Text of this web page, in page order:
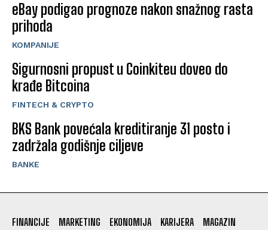
eBay podigao prognoze nakon snažnog rasta
prihoda
KOMPANIJE
Sigurnosni propust u Coinkiteu doveo do
krađe Bitcoina
FINTECH & CRYPTO
BKS Bank povećala kreditiranje 31 posto i
zadržala godišnje ciljeve
BANKE
FINANCIJE MARKETING EKONOMIJA KARIJERA
MAGAZIN